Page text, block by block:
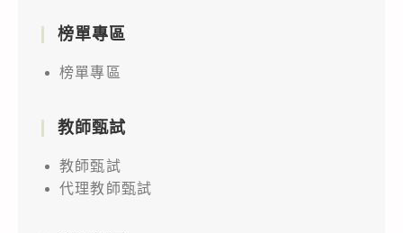
榜單專區
榜單專區
教師甄試
教師甄試
代理教師甄試